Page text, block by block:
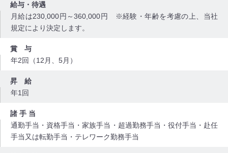
給与・待遇
月給は230,000円～360,000円 ※経験・年齢を考慮の上、当社
規定により決定します。
賞 与
年2回（12月、5月）
昇 給
年1回
諸 手 当
通勤手当・資格手当・家族手当・超過勤務手当・役付手当・赴任
手当又は転勤手当・テレワーク勤務手当